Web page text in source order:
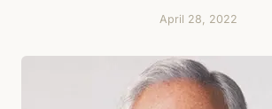
April 28, 2022